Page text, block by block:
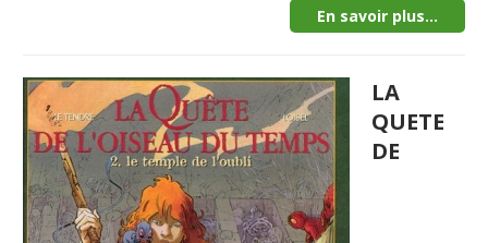
En savoir plus...
LA
QUETE
DE